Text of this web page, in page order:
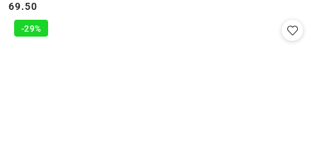
Cena:
69.50
-29%